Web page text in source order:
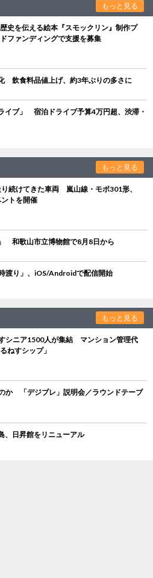
もっと見る
史を伝える絵本『スモックリン』制作プ
ファンディングで支援を募集
飲食料品値上げ、約3年ぶりの多さに
イブ」 宿泊ドライブ予算4万円超、渋滞・
もっと見る
続けてきた車両 嵐山線・モボ301形、
トを開催
和歌山市立博物館で8月8日から
渡り」、iOS/Androidで配信開始
もっと見る
シニア1500人が集結 マンション管理代
ねすシップ」
か 「デジブレ」説明会／ラウンドテーブ
日昇館をリニューアル